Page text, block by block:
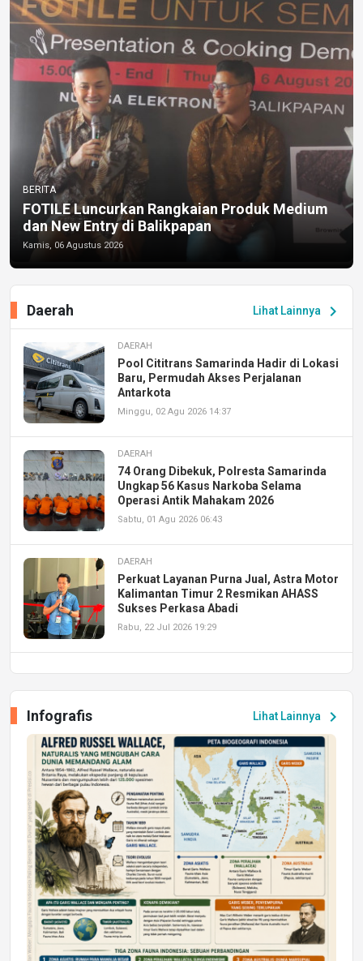
BERITA
FOTILE Luncurkan Rangkaian Produk Medium
dan New Entry di Balikpapan
Kamis, 06 Agustus 2026
Lihat Lainnya chevron_right
Daerah
DAERAH
Pool Cititrans Samarinda Hadir di Lokasi
Baru, Permudah Akses Perjalanan
Antarkota
Minggu, 02 Agu 2026 14:37
DAERAH
74 Orang Dibekuk, Polresta Samarinda
Ungkap 56 Kasus Narkoba Selama
Operasi Antik Mahakam 2026
Sabtu, 01 Agu 2026 06:43
DAERAH
Perkuat Layanan Purna Jual, Astra Motor
Kalimantan Timur 2 Resmikan AHASS
Sukses Perkasa Abadi
Rabu, 22 Jul 2026 19:29
Peluang Kerja dan Magang
Jumat, 17 Jul 2026 22:30
DAERAH
Astra Motor Kalimantan Timur 2 Dukung
Mahasiswa Samarinda dalam Astra
Honda SDGs Future Leaders 2026
Jumat, 10 Jul 2026 19:01
Lihat Lainnya chevron_right
Infografis